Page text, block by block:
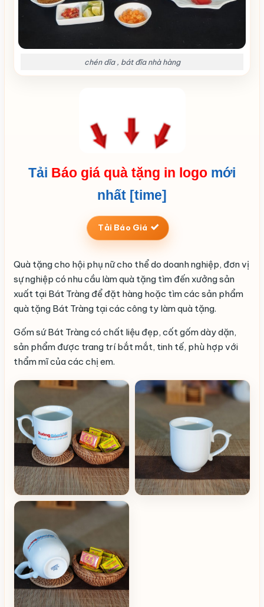
chén dĩa , bát đĩa nhà hàng
Tải Báo giá quà tặng in logo mới
nhất [time]
Tải Báo Giá
Quà tặng cho hội phụ nữ cho thể do doanh nghiệp, đơn vị
sự nghiệp có nhu cầu làm quà tặng tìm đến xưởng sản
xuất tại Bát Tràng để đặt hàng hoặc tìm các sản phẩm
quà tặng Bát Tràng tại các công ty làm quà tặng.
Gốm sứ Bát Tràng có chất liệu đẹp, cốt gốm dày dặn,
sản phẩm được trang trí bắt mắt, tinh tế, phù hợp với
thẩm mĩ của các chị em.